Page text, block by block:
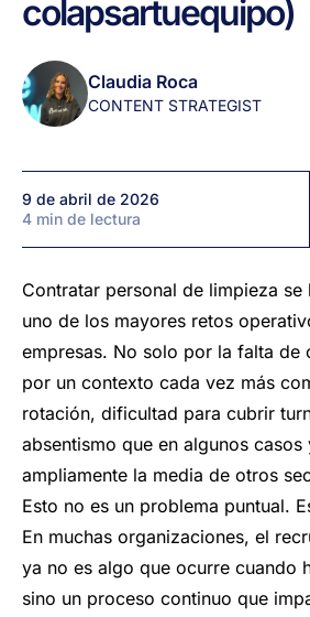
con
rotación
(sin
colapsar
equipo)
colapsartuequipo)
Claudia Roca
CONTENT STRATEGIST
9 de abril de 2026
4 min de lectura
Contratar personal de limpieza
uno de los mayores retos
empresas. No solo por la falta de
por un contexto cada vez más
rotación, dificultad para cubrir
absentismo que en algunos casos
ampliamente la media de otros
Esto no es un problema puntual.
En muchas organizaciones, el
ya no es algo que ocurre cuando
sino un proceso continuo que